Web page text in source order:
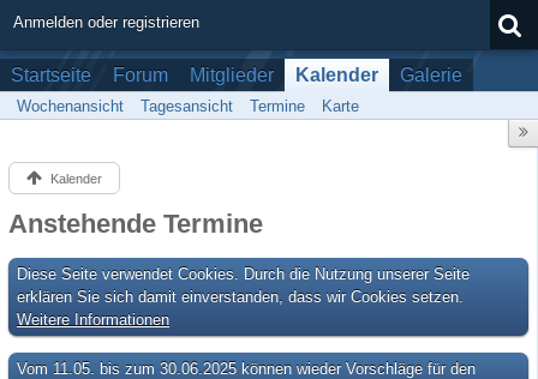
Anmelden oder registrieren
Startseite Forum Mitglieder Kalender Galerie
Wochenansicht Tagesansicht Termine Karte
Kalender
Anstehende Termine
Diese Seite verwendet Cookies. Durch die Nutzung unserer Seite
erklären Sie sich damit einverstanden, dass wir Cookies setzen.
Weitere Informationen
Vom 11.05. bis zum 30.06.2025 können wieder Vorschläge für den